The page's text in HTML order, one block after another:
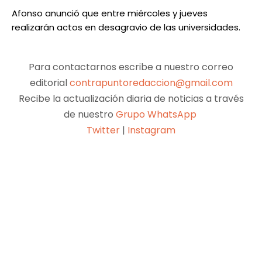
Afonso anunció que entre miércoles y jueves
realizarán actos en desagravio de las universidades.
Para contactarnos escribe a nuestro correo
editorialcontrapuntoredaccion@gmail.com
Recibe la actualización diaria de noticias a través
de nuestro Grupo WhatsApp
Twitter | Instagram